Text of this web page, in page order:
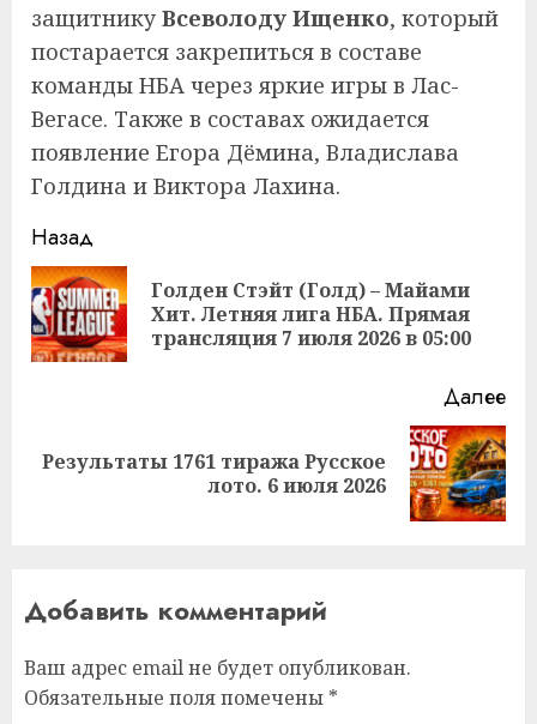
защитнику Всеволоду Ищенко, который
постарается закрепиться в составе
команды НБА через яркие игры в Лас-
Вегасе. Также в составах ожидается
появление Егора Дёмина, Владислава
Голдина и Виктора Лахина.
Продолжить
чтение
Назад
Голден Стэйт (Голд) – Майами
Хит. Летняя лига НБА. Прямая
трансляция 7 июля 2026 в 05:00
Далее
Следующая
Результаты 1761 тиража Русское
лото. 6 июля 2026
Добавить комментарий
Ваш адрес email не будет опубликован.
Обязательные поля помечены *